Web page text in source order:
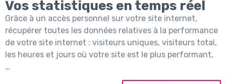
Vos statistiques en temps réel
Grâce à un accès personnel sur votre site internet,
récupérer toutes les données relatives à la performance
de votre site internet : visiteurs uniques, visiteurs total,
les heures et jours où votre site est le plus performant,
…